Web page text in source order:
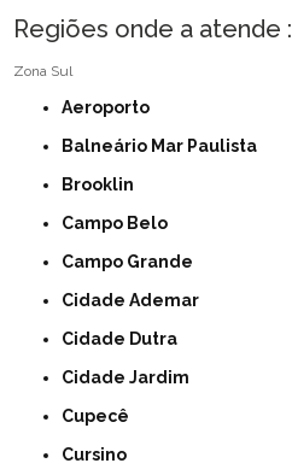
Regiões onde a atende :
Zona Sul
Aeroporto
Balneário Mar Paulista
Brooklin
Campo Belo
Campo Grande
Cidade Ademar
Cidade Dutra
Cidade Jardim
Cupecê
Cursino